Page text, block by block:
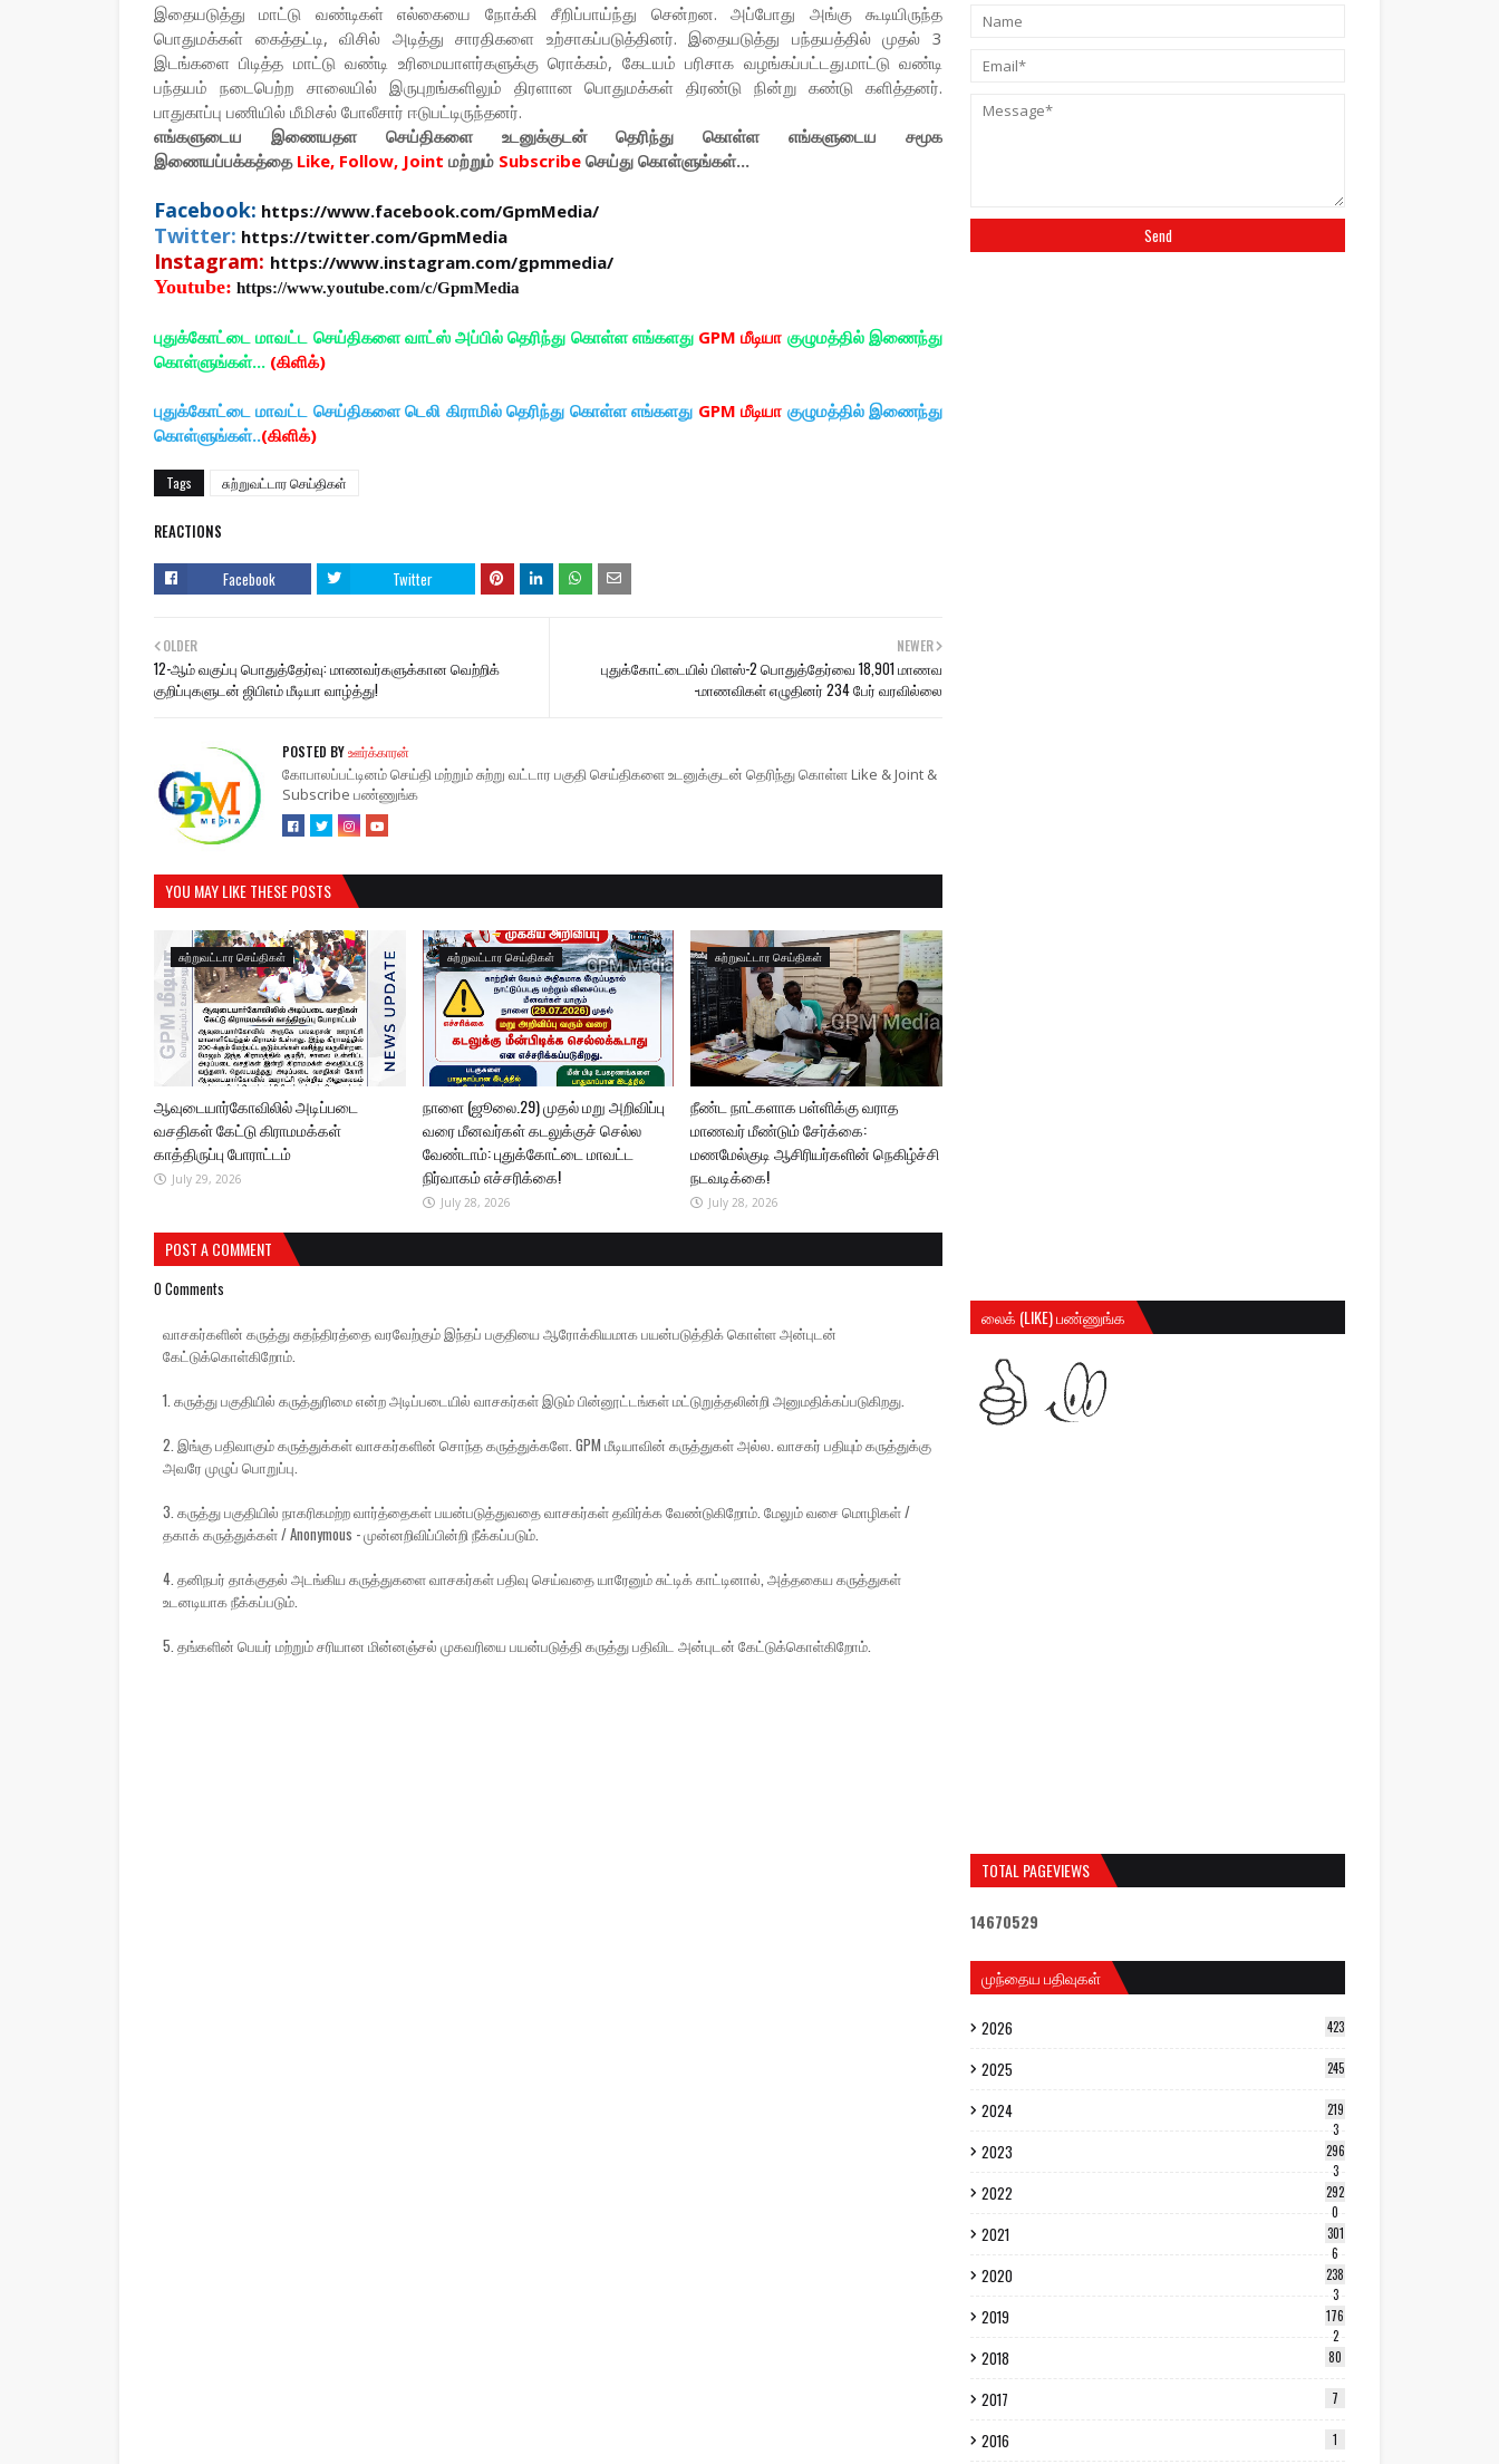
இதையடுத்து மாட்டு வண்டிகள் எல்கையை நோக்கி சீறிப்பாய்ந்து சென்றன. அப்போது அங்கு கூடியிருந்த
பொதுமக்கள் கைத்தட்டி, விசில் அடித்து சாரதிகளை உற்சாகப்படுத்தினர். இதையடுத்து பந்தயத்தில் முதல் 3
இடங்களை பிடித்த மாட்டு வண்டி உரிமையாளர்களுக்கு ரொக்கம், கேடயம் பரிசாக வழங்கப்பட்டது.மாட்டு வண்டி
பந்தயம் நடைபெற்ற சாலையில் இருபுறங்களிலும் திரளான பொதுமக்கள் திரண்டு நின்று கண்டு களித்தனர்.
பாதுகாப்பு பணியில் மீமிசல் போலீசார் ஈடுபட்டிருந்தனர்.
எங்களுடைய இணையதள செய்திகளை உடனுக்குடன் தெரிந்து கொள்ளஎங்களுடைய சமூக
இணையப்பக்கத்தை Like, Follow, Joint மற்றும் Subscribe செய்து கொள்ளுங்கள்...
Facebook: https://www.facebook.com/GpmMedia/
Twitter: https://twitter.com/GpmMedia
Instagram: https://www.instagram.com/gpmmedia/
Youtube: https://www.youtube.com/c/GpmMedia
புதுக்கோட்டை மாவட்ட செய்திகளை வாட்ஸ் அப்பில் தெரிந்து கொள்ள எங்களது GPM மீடியா குழுமத்தில் இணைந்து
கொள்ளுங்கள்... (கிளிக்)
புதுக்கோட்டை மாவட்ட செய்திகளை டெலி கிராமில் தெரிந்து கொள்ள எங்களது GPM மீடியா குழுமத்தில் இணைந்து
கொள்ளுங்கள்..(கிளிக்)
Tags சுற்றுவட்டார செய்திகள்
REACTIONS
Facebook Twitter
NEWER
புதுக்கோட்டையில் பிளஸ்-2 பொதுத்தேர்வை 18,901 மாணவ
-மாணவிகள் எழுதினர் 234 பேர் வரவில்லை
OLDER
12-ஆம் வகுப்பு பொதுத்தேர்வு: மாணவர்களுக்கான வெற்றிக்
குறிப்புகளுடன் ஜிபிஎம் மீடியா வாழ்த்து!
POSTED BYஊர்க்காரன்
கோபாலப்பட்டினம் செய்தி மற்றும் சுற்று வட்டார பகுதி செய்திகளை உடனுக்குடன் தெரிந்து கொள்ள Like & Joint &
Subscribe பண்ணுங்க
YOU MAY LIKE THESE POSTS
சுற்றுவட்டார செய்திகள்
ஆவுடையார்கோவிலில் அடிப்படை
வசதிகள் கேட்டு கிராமமக்கள்
காத்திருப்பு போராட்டம்
July 29, 2026
சுற்றுவட்டார செய்திகள்
நாளை (ஜூலை.29) முதல் மறு அறிவிப்பு
வரை மீனவர்கள் கடலுக்குச் செல்ல
வேண்டாம்: புதுக்கோட்டை மாவட்ட
நிர்வாகம் எச்சரிக்கை!
July 28, 2026
சுற்றுவட்டார செய்திகள்
நீண்ட நாட்களாக பள்ளிக்கு வராத
மாணவர் மீண்டும் சேர்க்கை:
மணமேல்குடி ஆசிரியர்களின் நெகிழ்ச்சி
நடவடிக்கை!
July 28, 2026
POST A COMMENT
0 Comments
வாசகர்களின் கருத்து சுதந்திரத்தை வரவேற்கும் இந்தப் பகுதியை ஆரோக்கியமாக பயன்படுத்திக் கொள்ள அன்புடன்
கேட்டுக்கொள்கிறோம்.
1. கருத்து பகுதியில் கருத்துரிமை என்ற அடிப்படையில் வாசகர்கள் இடும் பின்னூட்டங்கள் மட்டுறுத்தலின்றி அனுமதிக்கப்படுகிறது.
2. இங்கு பதிவாகும் கருத்துக்கள் வாசகர்களின் சொந்த கருத்துக்களே. GPM மீடியாவின் கருத்துகள் அல்ல. வாசகர் பதியும் கருத்துக்கு
அவரே முழுப் பொறுப்பு.
3. கருத்து பகுதியில் நாகரிகமற்ற வார்த்தைகள் பயன்படுத்துவதை வாசகர்கள் தவிர்க்க வேண்டுகிறோம். மேலும் வசை மொழிகள் /
தகாக் கருத்துக்கள் / Anonymous - முன்னறிவிப்பின்றி நீக்கப்படும்.
4. தனிநபர் தாக்குதல் அடங்கிய கருத்துகளை வாசகர்கள் பதிவு செய்வதை யாரேனும் சுட்டிக் காட்டினால், அத்தகைய கருத்துகள்
உடனடியாக நீக்கப்படும்.
5. தங்களின் பெயர் மற்றும் சரியான மின்னஞ்சல் முகவரியை பயன்படுத்தி கருத்து பதிவிட அன்புடன் கேட்டுக்கொள்கிறோம்.
லைக் (LIKE) பண்ணுங்க
TOTAL PAGEVIEWS
14670529
முந்தைய பதிவுகள்
2026 423
2025 245
2024
219
3
2023
296
3
2022
292
0
2021
301
6
2020
238
3
2019
176
2
2018 80
2017 7
2016 1